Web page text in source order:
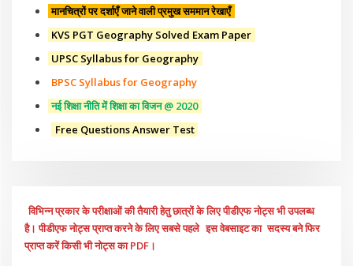
मानचित्रों पर दर्शाएँ जाने वाली प्रमुख सममान रेखाएँ
KVS PGT Geography Solved Exam Paper
UPSC Syllabus for Geography
BPSC Syllabus for Geography
नई शिक्षा नीति में शिक्षा का विजन @ 2020
Free Questions Answer Test
विभिन्न प्रकार के परीक्षाओं की तैयारी हेतु छात्रों के लिए पीडीएफ नोट्स भी उपलब्ध
है। पीडीएफ नोट्स प्राप्त करने के लिए सबसे पहले इस वेबसाइट का सदस्य बने फिर
प्राप्त करें किसी भी नोट्स का PDF।